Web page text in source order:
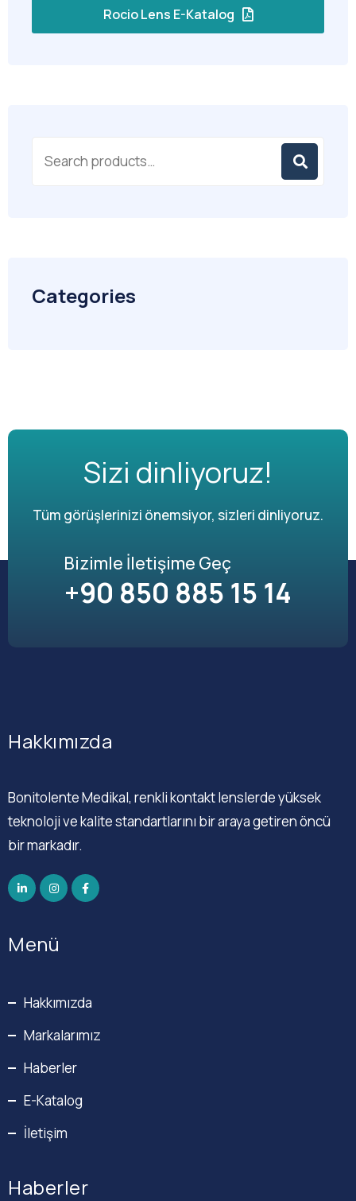
Rocio Lens E-Katalog
Categories
Sizi dinliyoruz!
Tüm görüşlerinizi önemsiyor, sizleri dinliyoruz.
Bizimle İletişime Geç
+90 850 885 15 14
Hakkımızda
Bonitolente Medikal, renkli kontakt lenslerde yüksek
teknoloji ve kalite standartlarını bir araya getiren öncü
bir markadır.
Menü
Hakkımızda
Markalarımız
Haberler
E-Katalog
İletişim
Haberler